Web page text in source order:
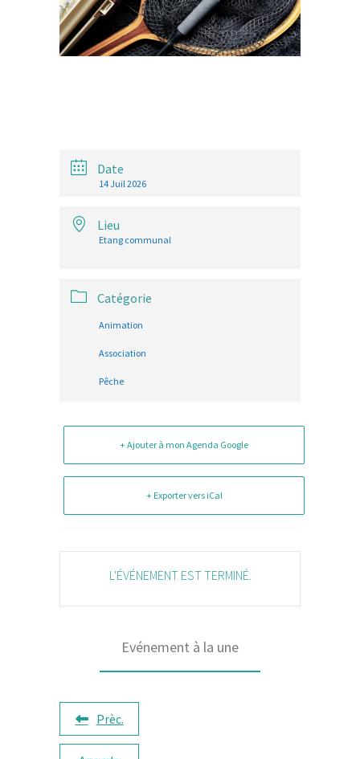
Date
14 Juil 2026
Lieu
Etang communal
Catégorie
Animation
Association
Pêche
+ Ajouter à mon Agenda Google
+ Exporter vers iCal
L'ÉVÉNEMENT EST TERMINÉ.
Evénement à la une
Prèc.